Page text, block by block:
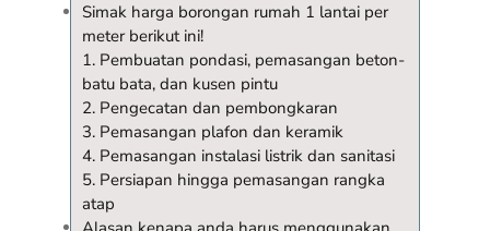
Simak harga borongan rumah 1 lantai per
meter berikut ini!
1. Pembuatan pondasi, pemasangan beton-
batu bata, dan kusen pintu
2. Pengecatan dan pembongkaran
3. Pemasangan plafon dan keramik
4. Pemasangan instalasi listrik dan sanitasi
5. Persiapan hingga pemasangan rangka
atap